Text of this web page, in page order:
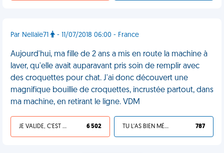
Par Nellaïe71 - 11/07/2018 06:00 - France
Aujourd'hui, ma fille de 2 ans a mis en route la machine à
laver, qu'elle avait auparavant pris soin de remplir avec
des croquettes pour chat. J'ai donc découvert une
magnifique bouillie de croquettes, incrustée partout, dans
ma machine, en retirant le ligne. VDM
JE VALIDE, C'EST UNE VDM 6 502 TU L'AS BIEN MÉRITÉ 787